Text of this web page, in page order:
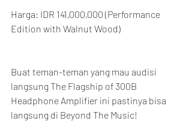
Harga: IDR 141,000,000 (Performance
Edition with Walnut Wood)
Buat teman-teman yang mau audisi
langsung The Flagship of 300B
Headphone Amplifier ini pastinya bisa
langsung di Beyond The Music!